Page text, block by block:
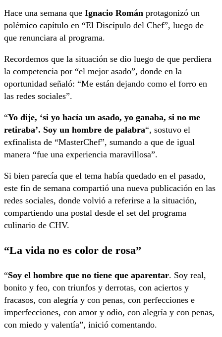
Hace una semana que Ignacio Román protagonizó un
polémico capítulo en “El Discípulo del Chef”, luego de
que renunciara al programa.
Recordemos que la situación se dio luego de que perdiera
la competencia por “el mejor asado”, donde en la
oportunidad señaló: “Me están dejando como el forro en
las redes sociales”.
“Yo dije, ‘si yo hacía un asado, yo ganaba, si no me
retiraba’. Soy un hombre de palabra“, sostuvo el
exfinalista de “MasterChef”, sumando a que de igual
manera “fue una experiencia maravillosa”.
Si bien parecía que el tema había quedado en el pasado,
este fin de semana compartió una nueva publicación en las
redes sociales, donde volvió a referirse a la situación,
compartiendo una postal desde el set del programa
culinario de CHV.
“La vida no es color de rosa”
“Soy el hombre que no tiene que aparentar. Soy real,
bonito y feo, con triunfos y derrotas, con aciertos y
fracasos, con alegría y con penas, con perfecciones e
imperfecciones, con amor y odio, con alegría y con penas,
con miedo y valentía”, inició comentando.